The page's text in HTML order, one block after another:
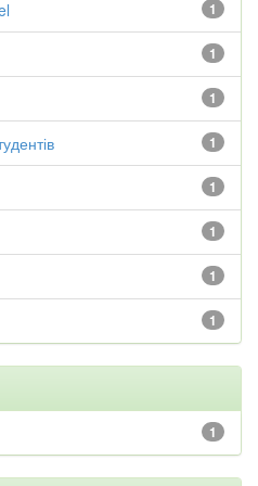
1
1
1
1
1
1
1
1
1